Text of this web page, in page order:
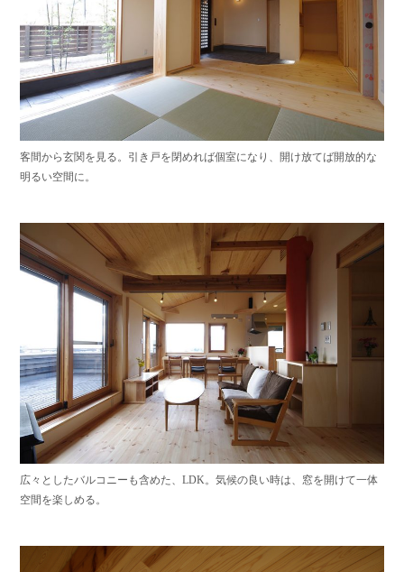
客間から玄関を見る。引き戸を閉めれば個室になり、開け放てば開放的な
明るい空間に。
広々としたバルコニーも含めた、LDK。気候の良い時は、窓を開けて一体
空間を楽しめる。